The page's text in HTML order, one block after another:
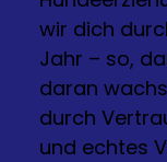
wir dich
Jahr – so,
daran
durch
und echtes